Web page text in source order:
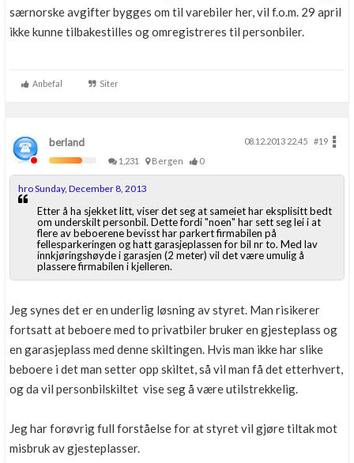
særnorske avgifter bygges om til varebiler her, vil f.o.m. 29 april
ikke kunne tilbakestilles og omregistreres til personbiler.
Anbefal Siter
berland 08.12.2013 22.45
#19
1,231
Bergen 0
hro Sunday, December 8, 2013
Etter å ha sjekket litt, viser det seg at sameiet har eksplisitt bedt
om underskilt personbil. Dette fordi "noen" har sett seg lei i at
flere av beboerene bevisst har parkert firmabilen på
fellesparkeringen og hatt garasjeplassen for bil nr to. Med lav
innkjøringshøyde i garasjen (2 meter) vil det være umulig å
plassere firmabilen i kjelleren.
Jeg synes det er en underlig løsning av styret. Man risikerer
fortsatt at beboere med to privatbiler bruker en gjesteplass og
en garasjeplass med denne skiltingen. Hvis man ikke har slike
beboere i det man setter opp skiltet, så vil man få det etterhvert,
og da vil personbilskiltet vise seg å være utilstrekkelig.
Jeg har forøvrig full forståelse for at styret vil gjøre tiltak mot
misbruk av gjesteplasser.